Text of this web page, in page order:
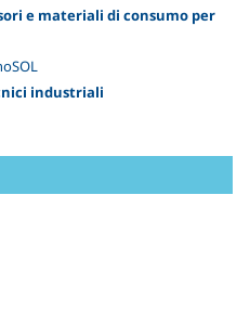
e materiali di consumo per
industriali